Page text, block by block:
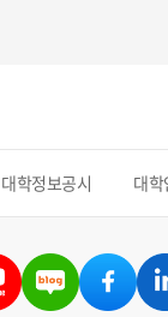
대학정보공시 대